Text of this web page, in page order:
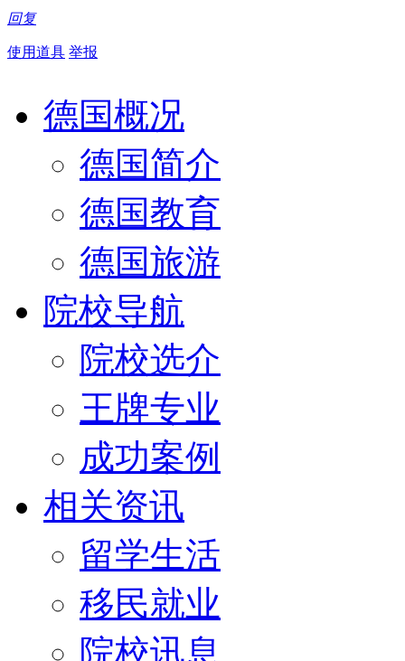
回复
使用道具 举报
德国概况
德国简介
德国教育
德国旅游
院校导航
院校选介
王牌专业
成功案例
相关资讯
留学生活
移民就业
院校讯息